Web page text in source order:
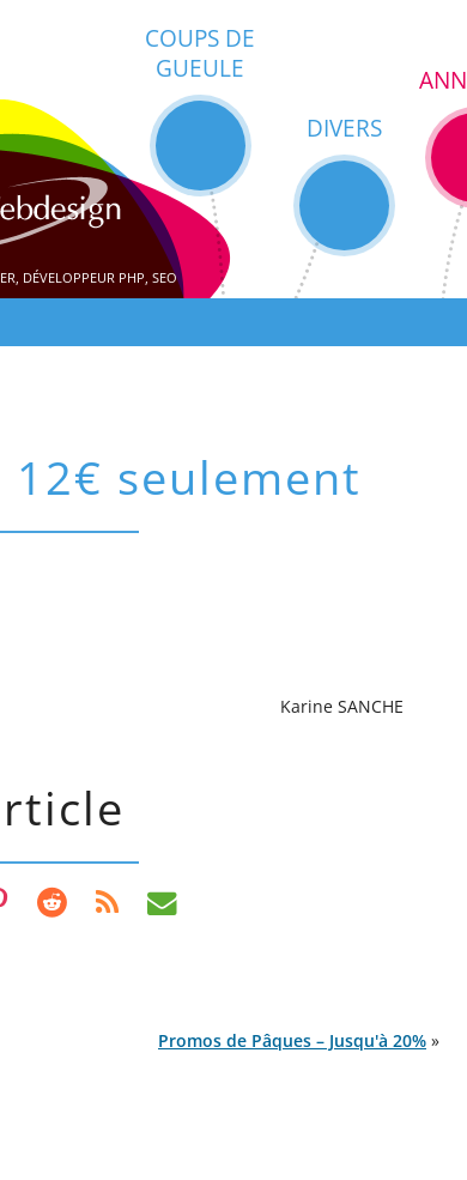
COUPS DE
GUEULE
DIVERS
DÉVELOPPEUR PHP, SEO
seulement
Karine SANCHE
Promos de Pâques – Jusqu'à 20% »